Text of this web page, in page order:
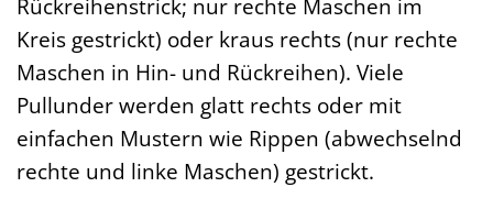
Rückreihenstrick; nur rechte Maschen im
Kreis gestrickt) oder kraus rechts (nur rechte
Maschen in Hin- und Rückreihen). Viele
Pullunder werden glatt rechts oder mit
einfachen Mustern wie Rippen (abwechselnd
rechte und linke Maschen) gestrickt.